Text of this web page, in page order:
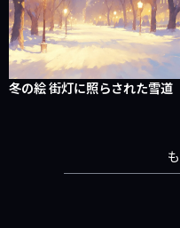
冬の絵 街灯に照らされた雪道